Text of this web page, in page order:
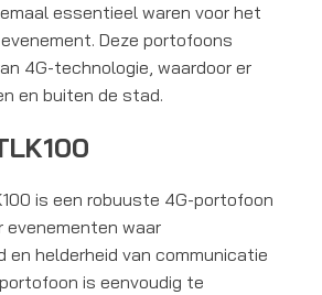
essentieel waren voor het
Deze portofoons
4G-technologie, waardoor er
en buiten de stad.
is een robuuste 4G-portofoon
evenementen waar
en helderheid van communicatie
is eenvoudig te